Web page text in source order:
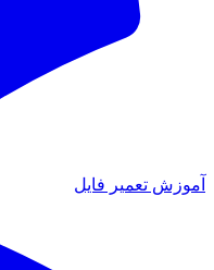
آموزش تعمیر فایل